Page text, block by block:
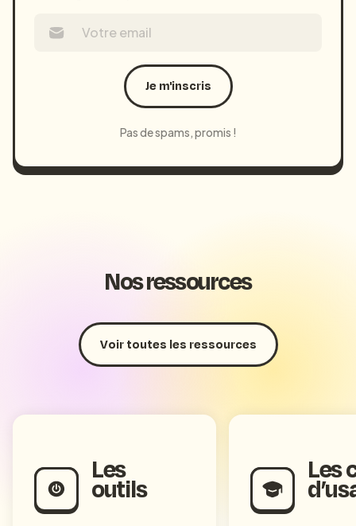
Je m'inscris
Pas de spams, promis !
Nos ressources
Voir toutes les ressources
Les
outils
Les